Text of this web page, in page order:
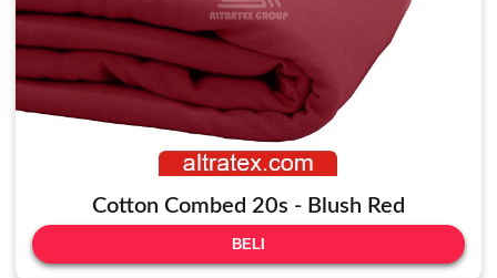
Cotton Combed 20s - Blush Red
BELI